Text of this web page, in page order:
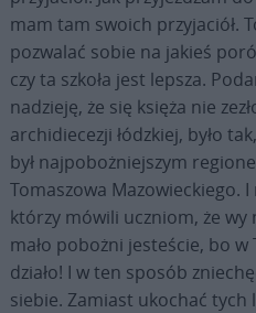
mam tam swoich przyjaciół.
pozwalać sobie na jakieś
czy ta szkoła jest lepsza.
nadzieję, że się księża nie
archidiecezji łódzkiej, było
był najpobożniejszym
Tomaszowa Mazowieckiego.
którzy mówili uczniom, że
mało pobożni jesteście, bo
działo! I w ten sposób
siebie. Zamiast ukochać tych